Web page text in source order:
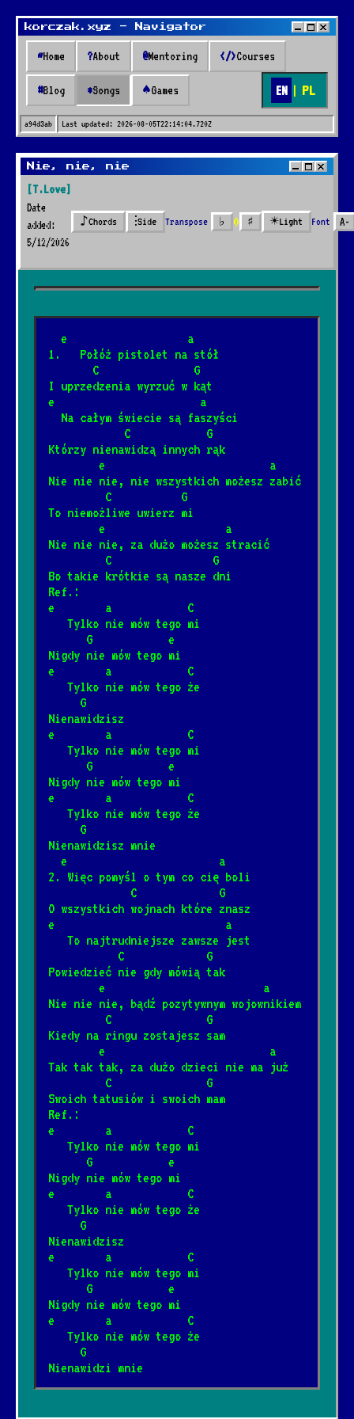
korczak.xyz - Navigator
~Home ?About @Mentoring </>Courses
#Blog *Songs ♠Games EN | PL
a94d3ab Last updated: 2026-08-05T22:14:04.720Z
Songs
Nazywali go marynarz
1/22/2025[Artur Andrus]📺
Piłem w Spale spałem w Pile
12/4/2024 📺
* Sąsiedzi
6/20/2026
Rzuć jakieś drobne na wino
8/8/2024 [Brudne Dzieci Sida] 📺
* Trzy akordy darcie mordy
1/12/2025 [Brudne Dzieci Sida]
* Za daleko
Barka
1/17/2025
[Cesáreo Gabarain, Stanisław
* Wehikuł czasu
Dzieci
12/4/2024[Elektryczne Gitary] 📺
Była sobie żabka mała
3/8/2026 [Fasolki]
* Never Going Back Again
1/7/2026 [Fleetwood Mac]
Somewhere over the rainbow
8/2/2026 [Israel Kamakawiwo'ole]
Mury
4/12/2025[Jacek Kaczmarski]
* Śnił mi się rodzinny dom
2/4/2025 [Janusz Laskowski]
* Płonie ognisko w lesie
Nie, nie, nie
[T.Love]
Date
added:
5/12/2026
♪Chords ⫶Side Transpose ♭ 0 ♯ ☀Light Font A-
  e                   a
1.   Połóż pistolet na stół
       C               G
I uprzedzenia wyrzuć w kąt
e                       a
  Na całym świecie są faszyści
            C            G
Którzy nienawidzą innych rąk
        e                          a
Nie nie nie, nie wszystkich możesz zabić
         C           G
To niemożliwe uwierz mi
        e                   a
Nie nie nie, za dużo możesz stracić
         C                G
Bo takie krótkie są nasze dni
Ref.:
e        a            C
   Tylko nie mów tego mi
      G            e
Nigdy nie mów tego mi
e        a            C
   Tylko nie mów tego że
     G
Nienawidzisz
e        a            C
   Tylko nie mów tego mi
      G            e
Nigdy nie mów tego mi
e        a            C
   Tylko nie mów tego że
     G
Nienawidzisz mnie
  e                        a
2. Więc pomyśl o tym co cię boli
             C             G
O wszystkich wojnach które znasz
e                           a
   To najtrudniejsze zawsze jest
           C             G
Powiedzieć nie gdy mówią tak
        e                         a
Nie nie nie, bądź pozytywnym wojownikiem
         C               G
Kiedy na ringu zostajesz sam
        e                          a
Tak tak tak, za dużo dzieci nie ma już
         C               G
Swoich tatusiów i swoich mam
Ref.:
e        a            C
   Tylko nie mów tego mi
      G            e
Nigdy nie mów tego mi
e        a            C
   Tylko nie mów tego że
     G
Nienawidzisz
e        a            C
   Tylko nie mów tego mi
      G            e
Nigdy nie mów tego mi
e        a            C
   Tylko nie mów tego że
     G
Nienawidzi mnie